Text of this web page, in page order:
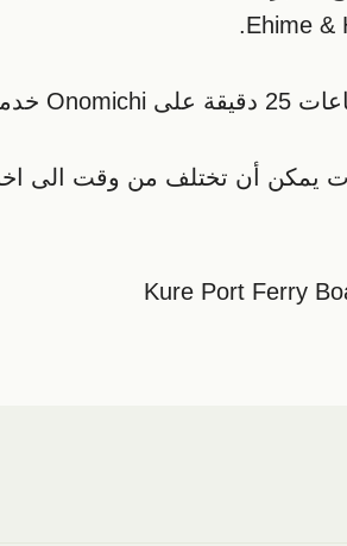
يمكن أن تختلف من وقت الى
Kure Port Ferry